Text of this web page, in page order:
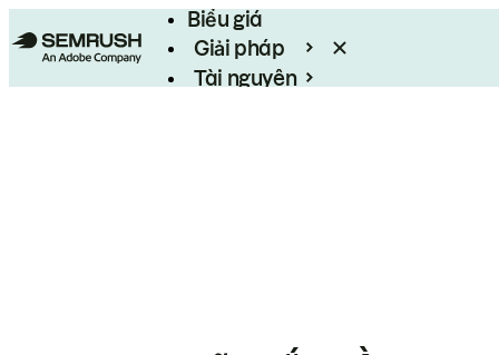
Biểu giá
Giải pháp
Tài nguyên